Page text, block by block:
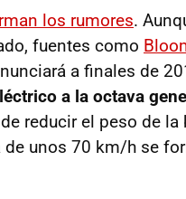
los rumores.
fuentes como
a finales de
a la octava
reducir el peso de
de unos 70 km/h se